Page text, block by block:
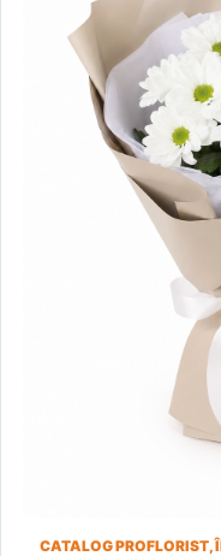
CATALOG PROFLORIST,